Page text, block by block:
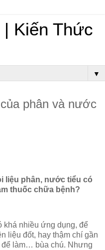
| Kiến Thức
▼
phân và nước
liệu phân, nước tiểu có
thuốc chữa bệnh?
khá nhiều ứng dụng, để
liệu đốt, hay thậm chí gần
làm… bùa chú. Nhưng